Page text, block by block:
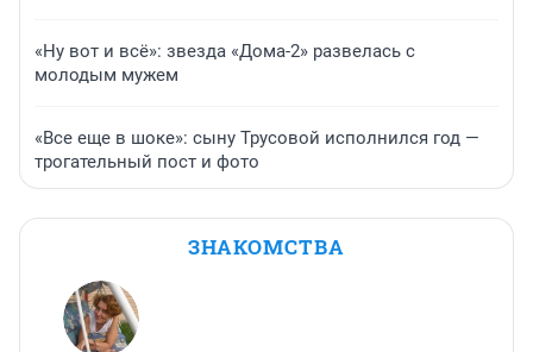
«Ну вот и всё»: звезда «Дома-2» развелась с
молодым мужем
«Все еще в шоке»: сыну Трусовой исполнился год —
трогательный пост и фото
ЗНАКОМСТВА